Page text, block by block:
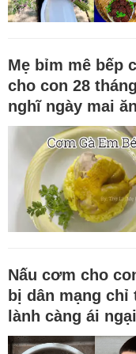
Mẹ bỉm mê bếp
cho con 28
nghĩ ngày mai
Nấu cơm cho
bị dân mạng
lành càng ái